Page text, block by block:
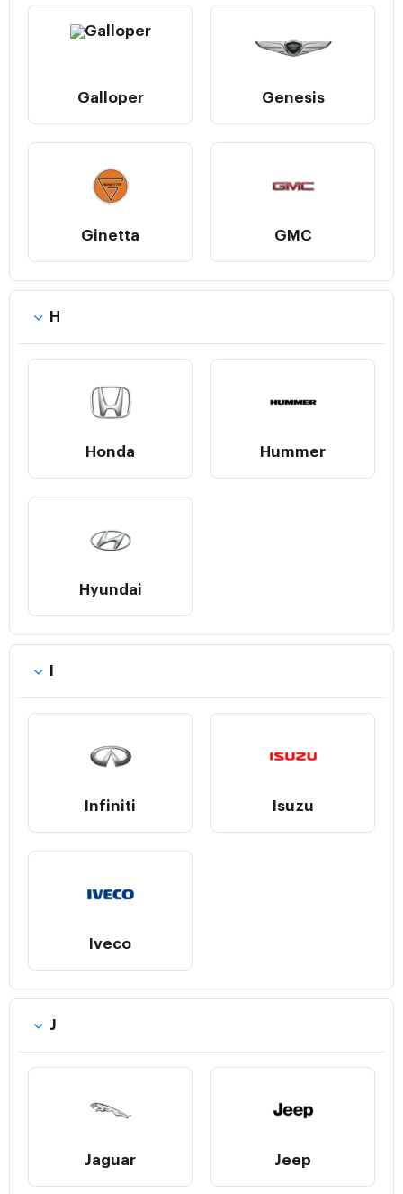
Galloper Genesis
Ginetta GMC
H
Honda Hummer
Hyundai
Infiniti Isuzu
Iveco
J
Jaguar Jeep